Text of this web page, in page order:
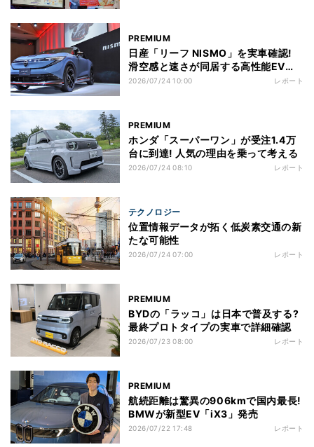
PREMIUM
日産「リーフ NISMO」を実車確認!
滑空感と速さが同居する高性能EVの
全貌
2026/07/24 10:00 レポート
PREMIUM
ホンダ「スーパーワン」が受注1.4万
台に到達! 人気の理由を乗って考える
2026/07/24 08:10 レポート
テクノロジー
位置情報データが拓く低炭素交通の新
たな可能性
2026/07/24 07:00 レポート
PREMIUM
BYDの「ラッコ」は日本で普及する?
最終プロトタイプの実車で詳細確認
2026/07/23 08:00 レポート
PREMIUM
航続距離は驚異の906kmで国内最長!
BMWが新型EV「iX3」発売
2026/07/22 17:48 レポート